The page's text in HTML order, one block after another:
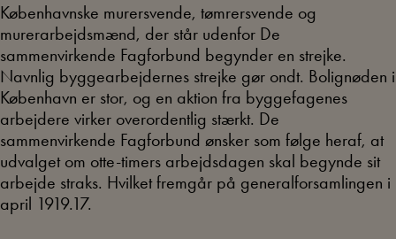
Københavnske murersvende, tømrersvende og
murerarbejdsmænd, der står udenfor De
sammenvirkende Fagforbund begynder en strejke.
Navnlig byggearbejdernes strejke gør ondt. Bolignøden i
København er stor, og en aktion fra byggefagenes
arbejdere virker overordentlig stærkt. De
sammenvirkende Fagforbund ønsker som følge heraf, at
udvalget om otte-timers arbejdsdagen skal begynde sit
arbejde straks. Hvilket fremgår på generalforsamlingen i
april 1919.17.